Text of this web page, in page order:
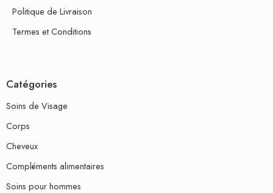
Politique de Livraison
Termes et Conditions
Catégories
Soins de Visage
Corps
Cheveux
Compléments alimentaires
Soins pour hommes